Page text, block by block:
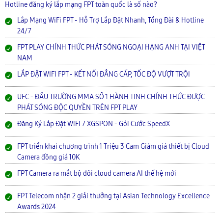
Hotline đăng ký lắp mạng FPT toàn quốc là số nào?
Lắp Mạng WiFi FPT - Hỗ Trợ Lắp Đặt Nhanh, Tổng Đài & Hotline
24/7
FPT PLAY CHÍNH THỨC PHÁT SÓNG NGOẠI HẠNG ANH TẠI VIỆT
NAM
LẮP ĐẶT WIFI FPT - KẾT NỐI ĐẲNG CẤP, TỐC ĐỘ VƯỢT TRỘI
UFC - ĐẤU TRƯỜNG MMA SỐ 1 HÀNH TINH CHÍNH THỨC ĐƯỢC
PHÁT SÓNG ĐỘC QUYỀN TRÊN FPT PLAY
Đăng Ký Lắp Đặt WiFi 7 XGSPON - Gói Cước SpeedX
FPT triển khai chương trình 1 Triệu 3 Cam Giảm giá thiết bị Cloud
Camera đồng giá 10K
FPT Camera ra mắt bộ đôi cloud camera AI thế hệ mới
FPT Telecom nhận 2 giải thưởng tại Asian Technology Excellence
Awards 2024